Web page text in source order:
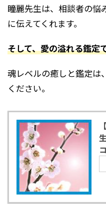
瞳麗先生は、相談者の悩
に伝えてくれます。
そして、愛の溢れる鑑定
魂レベルの癒しと鑑定は
ください。